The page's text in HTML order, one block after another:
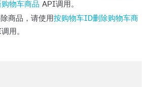
物车商品 API调用。
商品，请使用按购物车ID删除购物车商
用。